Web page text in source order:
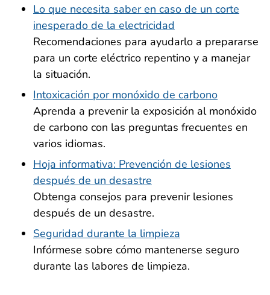
Lo que necesita saber en caso de un corte
inesperado de la electricidad
Recomendaciones para ayudarlo a prepararse
para un corte eléctrico repentino y a manejar
la situación.
Intoxicación por monóxido de carbono
Aprenda a prevenir la exposición al monóxido
de carbono con las preguntas frecuentes en
varios idiomas.
Hoja informativa: Prevención de lesiones
después de un desastre
Obtenga consejos para prevenir lesiones
después de un desastre.
Seguridad durante la limpieza
Infórmese sobre cómo mantenerse seguro
durante las labores de limpieza.